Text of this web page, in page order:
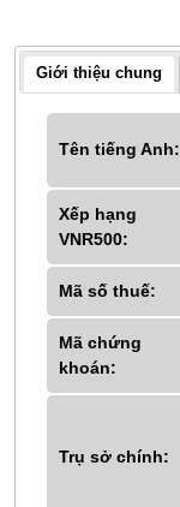
Giới thiệu chung
Tên tiếng Anh:
Xếp hạng
VNR500:
Mã số thuế:
Mã chứng
khoán:
Trụ sở chính: